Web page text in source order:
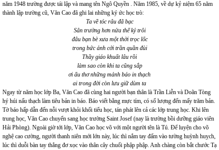
năm 1948 trường được tái lập và mang tên Ngô Quyền . Năm 1985, về dự kỷ niệm 65 năm
thành lập trường cũ, Văn Cao đã ghi lai những ký ức học trò:
Ta về tóc râu đã bạc
Sân trường hơn nửa thế kỷ trôi
đâu bạn bè xưa một thời trọc lốc
trong bức ảnh cởi trần quần đùi
Thầy giáo khuất lâu rồi
làm sao còn khi ta cũng sắp
ơi ấu thơ những mảnh báo in thạch
ai trong đời còn lưu giữ dùm ta
Ngay từ năm học lớp Ba, Văn Cao đã cùng hai người bạn thân là Trần Liễn và Doãn Tòng
hý húi nấu thạch làm tiêu bản in báo. Báo viết bằng mực tím, có số lượng đến mấy trăm bản.
Tờ báo hấp dẫn đến nỗi vượt khỏi khối tiểu học, tán phát lên cả các lớp trung học. Khi lên
trung học, Văn Cao chuyển sang học trường Saint Josef (nay là trường bồi dưỡng giáo viên
Hải Phòng). Ngoài giờ tới lớp, Văn Cao học võ với một người tên là Tú. Để luyện cho võ
nghệ cao cường, người thanh niên mới lớn này, lúc thì nắm tay đấm vào tường huỳnh huỵch,
lúc thì duỗi bàn tay thẳng đơ xọc vào thân cây chuối phập phập. Anh chàng còn bắt chước Tạ